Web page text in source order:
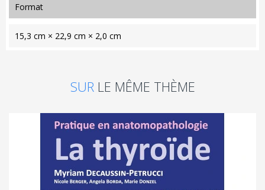
format
15,3 cm × 22,9 cm × 2,0 cm
SUR LE MÊME THÈME